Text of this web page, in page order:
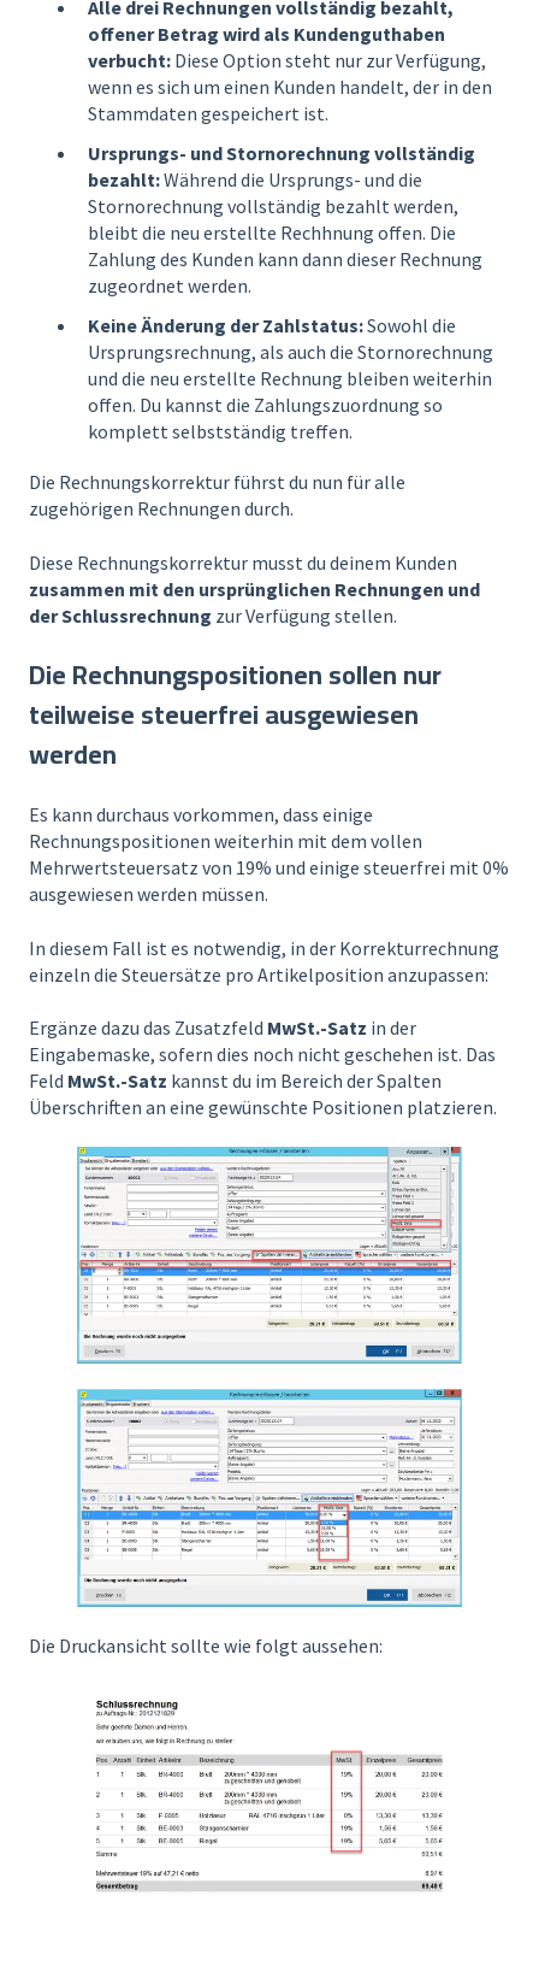
Alle drei Rechnungen vollständig bezahlt,
offener Betrag wird als Kundenguthaben
verbucht: Diese Option steht nur zur Verfügung,
wenn es sich um einen Kunden handelt, der in den
Stammdaten gespeichert ist.
Ursprungs- und Stornorechnung vollständig
bezahlt:Während die Ursprungs- und die
Stornorechnung vollständig bezahlt werden,
bleibt die neu erstellte Rechhnung offen. Die
Zahlung des Kunden kann dann dieser Rechnung
zugeordnet werden.
Keine Änderung der Zahlstatus:Sowohl die
Ursprungsrechnung, als auch die Stornorechnung
und die neu erstellte Rechnung bleiben weiterhin
offen. Du kannst die Zahlungszuordnung so
komplett selbstständig treffen.
Die Rechnungskorrektur führst du nun für alle
zugehörigen Rechnungen durch.
Diese Rechnungskorrektur musst du deinem Kunden
zusammen mit den ursprünglichen Rechnungen und
der Schlussrechnung zur Verfügung stellen.
Die Rechnungspositionen sollen nur
teilweise steuerfrei ausgewiesen
werden
Es kann durchaus vorkommen, dass einige
Rechnungspositionen weiterhin mit dem vollen
Mehrwertsteuersatz von 19% und einige steuerfrei mit 0%
ausgewiesen werden müssen.
In diesem Fall ist es notwendig, in der Korrekturrechnung
einzeln die Steuersätze pro Artikelposition anzupassen:
Ergänze dazu das Zusatzfeld MwSt.-Satz in der
Eingabemaske, sofern dies noch nicht geschehen ist. Das
Feld MwSt.-Satz kannst du im Bereich der Spalten
Überschriften an eine gewünschte Positionen platzieren.
Die Druckansicht sollte wie folgt aussehen: